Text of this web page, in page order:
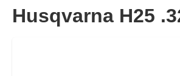
Outlet
Tips og tricks
Husqvarna H25